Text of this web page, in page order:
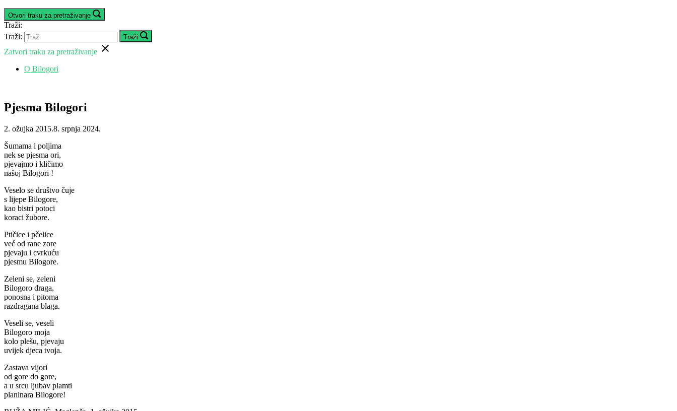
Otvori traku za pretraživanje
Traži:
Traži:
Traži
Zatvori traku za pretraživanje
O Bilogori
Pjesma Bilogori
2. ožujka 2015.8. srpnja 2024.
Šumama i poljima
nek se pjesma ori,
pjevajmo i kličimo
našoj Bilogori !
Veselo se društvo čuje
s lijepe Bilogore,
kao bistri potoci
koraci žubore.
Ptičice i pčelice
već od rane zore
pjevaju i cvrkuću
pjesmu Bilogore.
Zeleni se, zeleni
Bilogoro draga,
ponosna i pitoma
razdragana blaga.
Veseli se, veseli
Bilogoro moja
kolo plešu, pjevaju
uvijek djeca tvoja.
Zastava vijori
od gore do gore,
a u srcu ljubav plamti
planinara Bilogore!